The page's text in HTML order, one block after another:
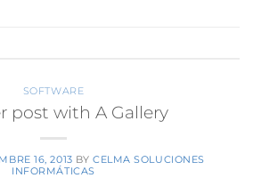
SOFTWARE
post with A Gallery
16, 2013 BY CELMA SOLUCIONES
INFORMÁTICAS